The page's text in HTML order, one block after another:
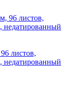
листов,
недатированный